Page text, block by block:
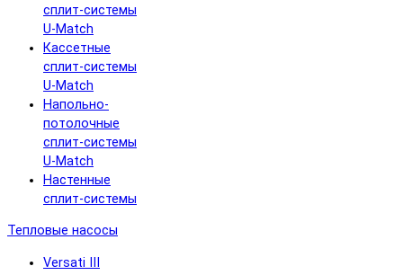
сплит-системы
U-Match
Кассетные
сплит-системы
U-Match
Напольно-
потолочные
сплит-системы
U-Match
Настенные
сплит-системы
Тепловые насосы
Versati III